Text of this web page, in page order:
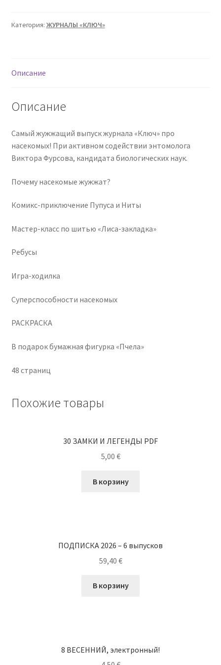
Категория: ЖУРНАЛЫ «КЛЮЧ»
Описание
Описание
Самый жужжащий выпуск журнала «Ключ» про
насекомых! При активном содействии энтомолога
Виктора Фурсова, кандидата биологических наук.
Почему насекомые жужжат?
Комикс-приключение Пупуса и Ниты
Мастер-класс по шитью «Лиса-закладка»
Ребусы
Игра-ходилка
Суперспособности насекомых
РАСКРАСКА
В подарок бумажная фигурка «Пчела»
48 страниц
Похожие товары
30 ЗАМКИ И ЛЕГЕНДЫ PDF
5,00 €
В корзину
ПОДПИСКА 2026 – 6 выпусков
59,40 €
В корзину
8 ВЕСЕННИЙ, электронный!